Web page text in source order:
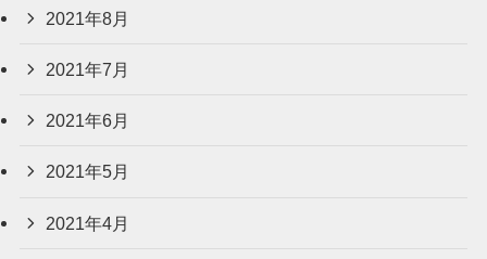
2021年8月
2021年7月
2021年6月
2021年5月
2021年4月